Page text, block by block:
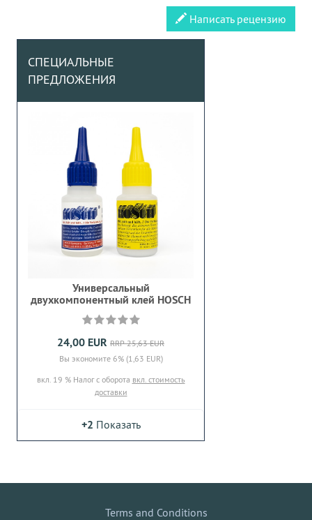
Написать рецензию
СПЕЦИАЛЬНЫЕ
ПРЕДЛОЖЕНИЯ
Универсальный
двухкомпонентный клей HOSCH
24,00 EUR RRP 25,63 EUR
Вы экономите 6% (1,63 EUR)
вкл. 19 % Налог с оборота вкл. стоимость
доставки
+2 Показать
Terms and Conditions